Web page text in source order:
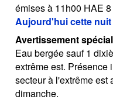
émises à 11h00 HAE
Aujourd'hui cette
Avertissement
Eau bergée sauf 1
extrême est.
secteur à l'extrême est
dimanche.